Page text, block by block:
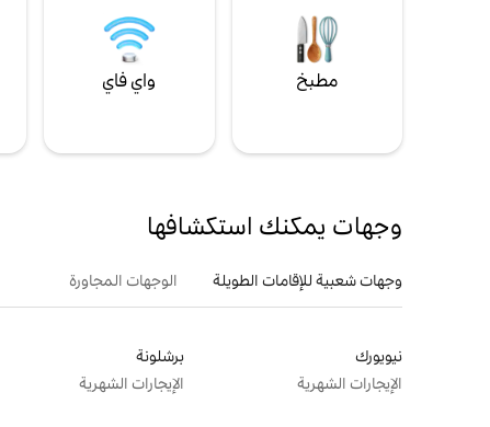
مطبخ واي فاي
وجهات يمكنك استكشافها
وجهات شعبية للإقامات الطويلة الوجهات المجاورة
نيويورك
الإيجارات الشهرية
برشلونة
الإيجارات الشهرية